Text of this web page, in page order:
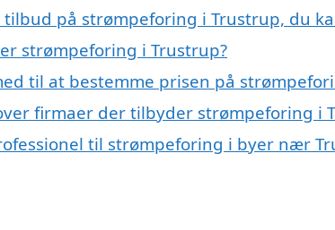
tilbud på strømpeforing i Trustrup, du
strømpeforing i Trustrup?
til at bestemme prisen på
firmaer der tilbyder strømpeforing i
til strømpeforing i byer nær